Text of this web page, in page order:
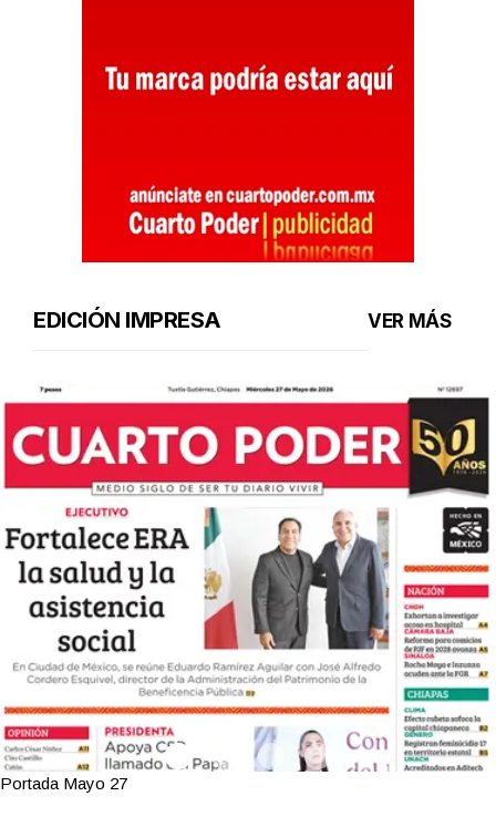
EDICIÓN IMPRESA VER MÁS
Portada Mayo 27